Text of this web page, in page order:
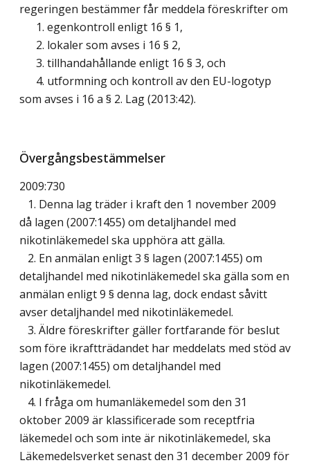
regeringen bestämmer får meddela föreskrifter om
1. egenkontroll enligt 16 § 1,
2. lokaler som avses i 16 § 2,
3. tillhandahållande enligt 16 § 3, och
4. utformning och kontroll av den EU-logotyp
som avses i 16 a § 2. Lag (2013:42).
Övergångsbestämmelser
2009:730
1. Denna lag träder i kraft den 1 november 2009
då lagen (2007:1455) om detaljhandel med
nikotinläkemedel ska upphöra att gälla.
2. En anmälan enligt 3 § lagen (2007:1455) om
detaljhandel med nikotinläkemedel ska gälla som en
anmälan enligt 9 § denna lag, dock endast såvitt
avser detaljhandel med nikotinläkemedel.
3. Äldre föreskrifter gäller fortfarande för beslut
som före ikraftträdandet har meddelats med stöd av
lagen (2007:1455) om detaljhandel med
nikotinläkemedel.
4. I fråga om humanläkemedel som den 31
oktober 2009 är klassificerade som receptfria
läkemedel och som inte är nikotinläkemedel, ska
Läkemedelsverket senast den 31 december 2009 för